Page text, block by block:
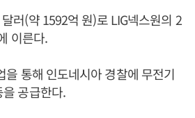
러(약 1592억 원)로 LIG넥스원의 2
이른다.
을 통해 인도네시아 경찰에 무전기
공급한다.